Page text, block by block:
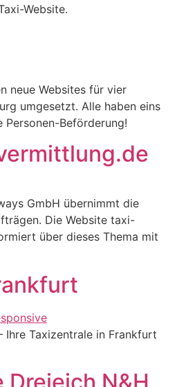
Website.
neue Websites für vier
umgesetzt. Alle haben eins
Personen-Beförderung!
GmbH übernimmt die
Die Website taxi-
über dieses Thema mit
Ihre Taxizentrale in Frankfurt